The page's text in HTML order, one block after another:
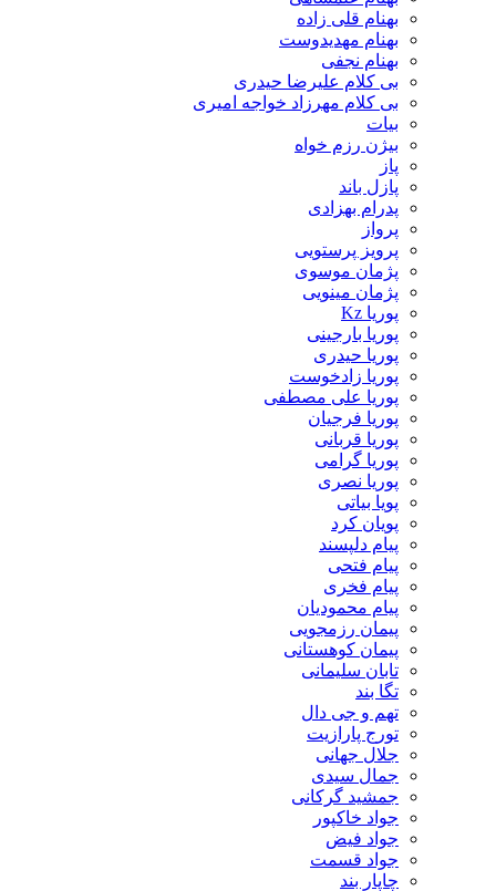
بهنام قلی زاده
بهنام مهدیدوست
بهنام نجفی
بی کلام علیرضا حیدری
بی کلام مهرزاد خواجه امیری
بیژن رزم خواه
پازل باند
پدرام بهزادی
پرویز پرستویی
پژمان موسوی
پژمان مینویی
پوریا بارجینی
پوریا حیدری
پوریا زادخوست
پوریا علی مصطفی
پوریا فرجیان
پوریا قربانی
پوریا گرامی
پوریا نصری
پویا بیاتی
پویان کرد
پیام دلپسند
پیام فتحی
پیام فخری
پیام محمودیان
پیمان رزمجویی
پیمان کوهستانی
تابان سلیمانی
تهم و جی دال
تورج پارازیت
جلال جهانی
جمال سیدی
جمشید گرکانی
جواد خاکپور
جواد فیض
جواد قسمت
چاپار بند